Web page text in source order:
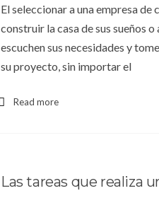
El seleccionar a una empresa
construir la casa de sus sueños
escuchen sus necesidades y
su proyecto, sin importar el
Read more
Las tareas que realiza